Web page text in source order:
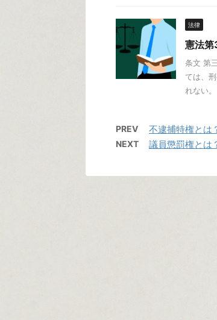
法律
憲法第
条文 第
ては、
れない
PREV 不逮捕特権とは
NEXT 議員懲罰権とは